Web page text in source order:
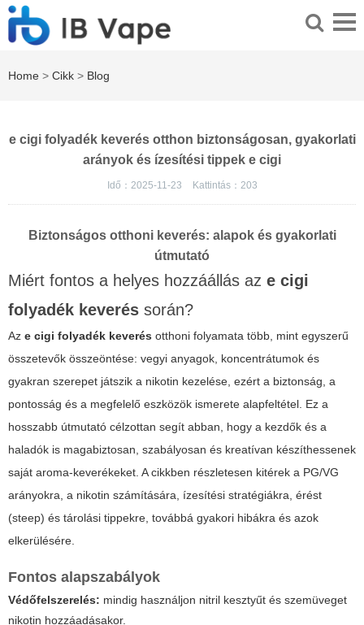
Home > Cikk > Blog
e cigi folyadék keverés otthon biztonságosan, gyakorlati
arányok és ízesítési tippek e cigi
Idő：2025-11-23 Kattintás： 203
Biztonságos otthoni keverés: alapok és gyakorlati
útmutató
Miért fontos a helyes hozzáállás az e cigi
folyadék keverés során?
Az e cigi folyadék keverés otthoni folyamata több, mint egyszerű
összetevők összeöntése: vegyi anyagok, koncentrátumok és
gyakran szerepet játszik a nikotin kezelése, ezért a biztonság, a
pontosság és a megfelelő eszközök ismerete alapfeltétel. Ez a
hosszabb útmutató célzottan segít abban, hogy a kezdők és a
haladók is magabiztosan, szabályosan és kreatívan készíthessenek
saját aroma-keverékeket. A cikkben részletesen kitérek a PG/VG
arányokra, a nikotin számítására, ízesítési stratégiákra, érést
(steep) és tárolási tippekre, továbbá gyakori hibákra és azok
elkerülésére.
Fontos alapszabályok
Védőfelszerelés: mindig használjon nitril kesztyűt és szemüveget
nikotin hozzáadásakor.